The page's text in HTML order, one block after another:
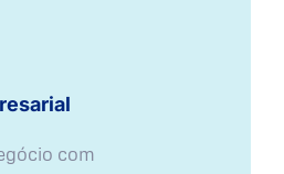
com